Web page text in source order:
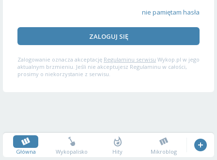
nie pamiętam hasła
ZALOGUJ SIĘ
Zalogowanie oznacza akceptację Regulaminu serwisu Wykop.pl w jego
aktualnym brzmieniu. Jeśli nie akceptujesz Regulaminu w całości,
prosimy o niekorzystanie z serwisu.
Główna Wykopalisko Hity Mikroblog